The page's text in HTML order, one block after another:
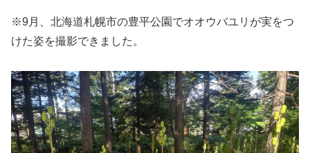
※9月、北海道札幌市の豊平公園でオオウバユリが実をつ
けた姿を撮影できました。